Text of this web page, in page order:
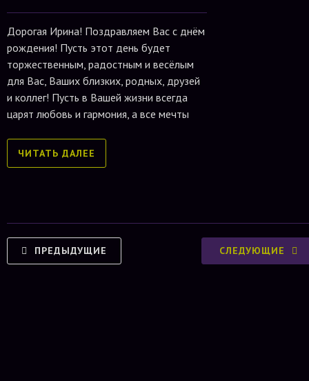
Дорогая Ирина! Поздравляем Вас с днём
рождения! Пусть этот день будет
торжественным, радостным и весёлым
для Вас, Ваших близких, родных, друзей
и коллег! Пусть в Вашей жизни всегда
царят любовь и гармония, а все мечты
ЧИТАТЬ ДАЛЕЕ
СЛЕДУЮЩИЕ
ПРЕДЫДУЩИЕ